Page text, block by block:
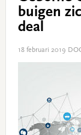
buigen
deal
18 februari 2019